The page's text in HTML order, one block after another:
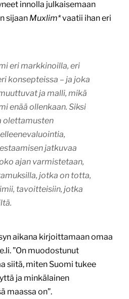
innolla julkaisemaan
sijaan Muxlim*vaatii ihan eri
eri markkinoilla, eri
konsepteissa – ja joka
ja malli, mikä
enää ollenkaan. Siksi
olettamusten
jatkuvaa
ajan varmistetaan,
jotka on totta,
tavoitteisiin, jotka
aikana kirjoittamaan omaa
”On muodostunut
siitä, miten Suomi tukee
ja minkälainen
maassa on”.